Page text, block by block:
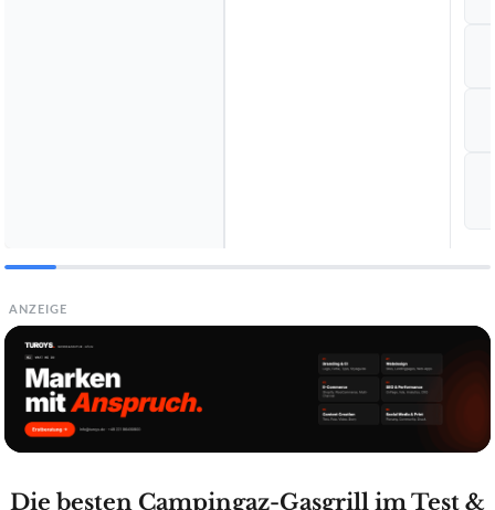
ANZEIGE
Die besten Campingaz-Gasgrill im Test &